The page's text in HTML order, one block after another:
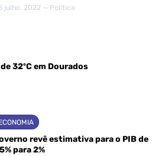
julho, 2022 — Política
32ºC em Dourados
revê estimativa para o PIB de
para 2%